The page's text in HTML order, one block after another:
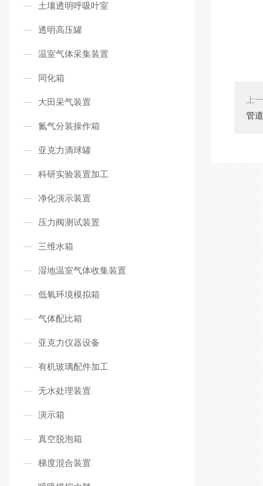
土壤透明呼吸叶室
透明高压罐
温室气体采集装置
同化箱
大田采气装置
氮气分装操作箱
亚克力滴球罐
科研实验装置加工
净化演示装置
压力阀测试装置
三维水箱
湿地温室气体收集装置
低氧环境模拟箱
气体配比箱
亚克力仪器设备
有机玻璃配件加工
无水处理装置
演示箱
真空脱泡箱
梯度混合装置
上
管